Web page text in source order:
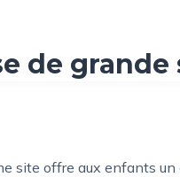
de
site offre aux enfants